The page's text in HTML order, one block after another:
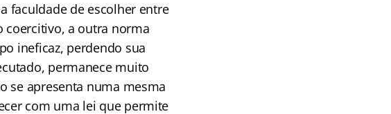
faculdade de escolher entre
coercitivo, a outra norma
ineficaz, perdendo sua
permanece muito
se apresenta numa mesma
com uma lei que permite